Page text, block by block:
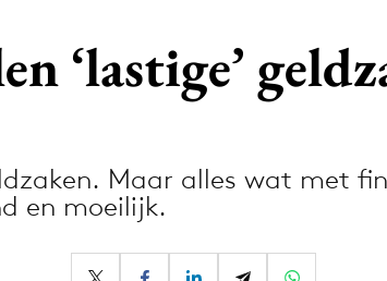
Media
Merkstrategie
PR
‘lastige’
Maar alles wat met
en moeilijk.